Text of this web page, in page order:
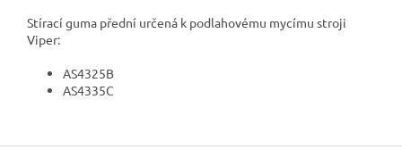
Stírací guma přední určená k podlahovému mycímu stroji
Viper:
AS4325B
AS4335C
Z